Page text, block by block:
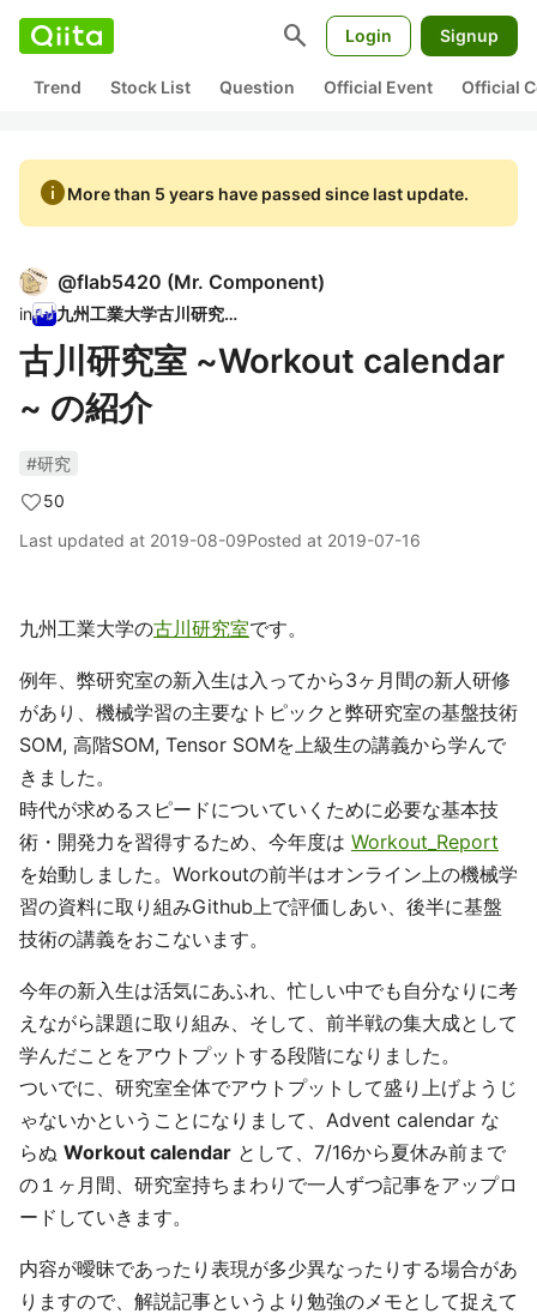
search Login Signup
Trend Stock List Question Official Event Official
infoMore than 5 years have passed since last update.
@flab5420 (Mr. Component)
in 九州工業大学古川研究室
古川研究室 ~Workout calendar
~ の紹介
#研究
50
Last updated at 2019-08-09Posted at 2019-07-16
九州工業大学の古川研究室です。
例年、弊研究室の新入生は入ってから3ヶ月間の新人研修
があり、機械学習の主要なトピックと弊研究室の基盤技術
SOM, 高階SOM, Tensor SOMを上級生の講義から学んで
きました。
時代が求めるスピードについていくために必要な基本技
術・開発力を習得するため、今年度は Workout_Report
を始動しました。Workoutの前半はオンライン上の機械学
習の資料に取り組みGithub上で評価しあい、後半に基盤
技術の講義をおこないます。
今年の新入生は活気にあふれ、忙しい中でも自分なりに考
えながら課題に取り組み、そして、前半戦の集大成として
学んだことをアウトプットする段階になりました。
ついでに、研究室全体でアウトプットして盛り上げようじ
ゃないかということになりまして、Advent calendar な
らぬ Workout calendar として、7/16から夏休み前まで
の１ヶ月間、研究室持ちまわりで一人ずつ記事をアップロ
ードしていきます。
内容が曖昧であったり表現が多少異なったりする場合があ
りますので、解説記事というより勉強のメモとして捉えて